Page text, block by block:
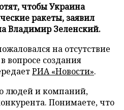
чтобы Украина
ракеты, заявил
Владимир Зеленский.
на отсутствие
вопросе создания
РИА «Новости».
людей и компаний,
Понимаете, что